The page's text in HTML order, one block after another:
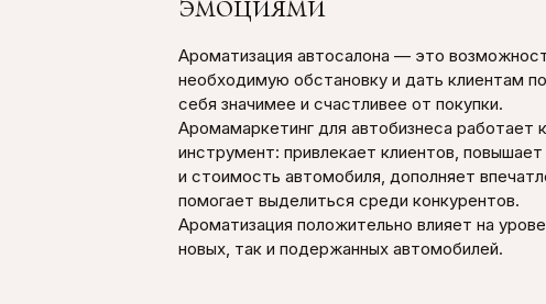
Ароматизация автосалона — это
необходимую обстановку и дать клиентам
себя значимее и счастливее от покупки.
Аромамаркетинг для автобизнеса работает
инструмент: привлекает клиентов,
и стоимость автомобиля, дополняет
помогает выделиться среди конкурентов.
Ароматизация положительно влияет на
новых, так и подержанных автомобилей.